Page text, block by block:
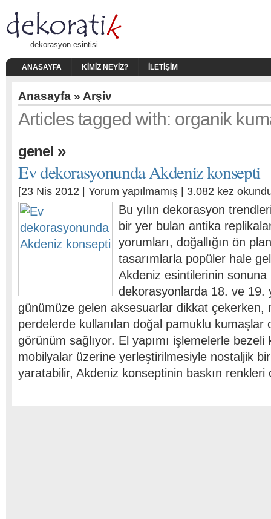
dekorasyon esintisi
ANASAYFA KIMIZ NEYIZ? İLETIŞIM
Anasayfa » Arşiv
Articles tagged with: organik
genel »
Ev dekorasyonunda Akdeniz konsepti
[23 Nis 2012 | Yorum yapılmamış | 3.082 kez
Bu yılın dekorasyon
bir yer bulan antika
yorumları, doğallığın ön
tasarımlarla popüler hale
Akdeniz esintilerinin
dekorasyonlarda 18. ve 19.
günümüze gelen aksesuarlar dikkat çekerken,
perdelerde kullanılan doğal pamuklu kumaşlar
görünüm sağlıyor. El yapımı işlemelerle bezeli
mobilyalar üzerine yerleştirilmesiyle nostaljik
yaratabilir, Akdeniz konseptinin baskın